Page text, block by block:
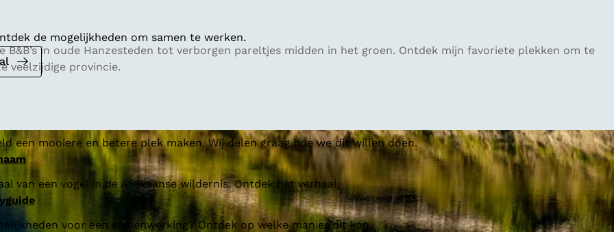
de mogelijkheden om samen te werken.
een mooiere en betere plek maken. Wij delen graag hoe we dit willen doen.
van een vogel in de Afrikaanse wildernis. Ontdek het verhaal.
voor een samenwerking? Ontdek op welke manier dit kan.
B&B’s in oude Hanzesteden tot verborgen pareltjes midden in het groen. Ontdek mijn favoriete plekken om te
veelzijdige provincie.